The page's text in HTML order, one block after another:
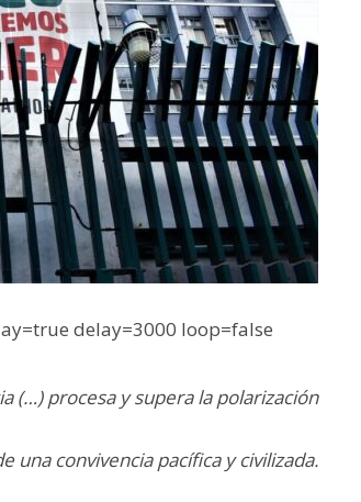
delay=3000 loop=false
(…) procesa y supera la polarización
una convivencia pacífica y civilizada.